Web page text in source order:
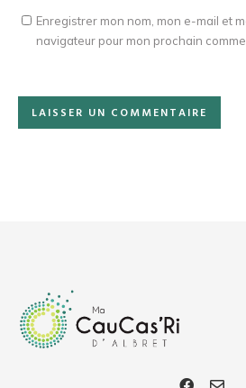
Enregistrer mon nom, mon e-mail et
navigateur pour mon prochain